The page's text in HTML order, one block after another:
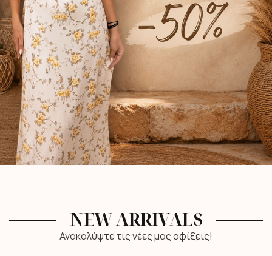
NEW ARRIVALS
Ανακαλύψτε τις νέες μας αφίξεις!